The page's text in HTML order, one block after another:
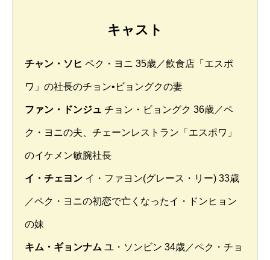
キャスト
チャン・ソヒ ペク・ヨニ 35歳／飲食店「エスポ
ワ」の社長のチョン•ビョングクの妻
ファン・ドンジュ チョン・ビョングク 36歳／ペ
ク・ヨニの夫、チェーンレストラン「エスポワ」
のイケメン敏腕社長
イ・チェヨン イ・ファヨン(グレース・リー) 33歳
／ペク・ヨニの初恋で亡くなったイ・ドンヒョン
の妹
キム・ギョンナム ユ・ソンビン 34歳／ペク・チョ